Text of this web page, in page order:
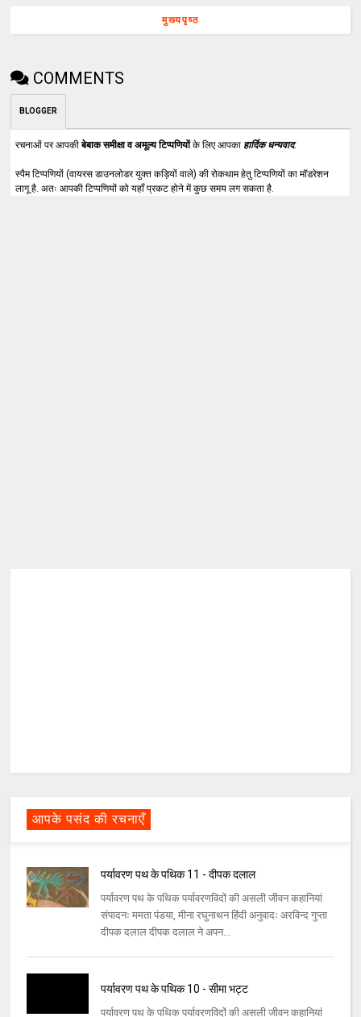
मुख्यपृष्ठ
COMMENTS
BLOGGER
रचनाओं पर आपकीबेबाक समीक्षा व अमूल्य टिप्पणियोंके लिए आपका हार्दिक धन्यवाद.
स्पैम टिप्पणियों (वायरस डाउनलोडर युक्त कड़ियों वाले) की रोकथाम हेतु टिप्पणियों का मॉडरेशन
लागू है. अतः आपकी टिप्पणियों को यहाँ प्रकट होने में कुछ समय लग सकता है.
आपके पसंद की रचनाएँ
पर्यावरण पथ के पथिक 11 - दीपक दलाल
पर्यावरण पथ के पथिक पर्यावरणविदों की असली जीवन कहानियां
संपादनः ममता पंडया, मीना रघुनाथन हिंदी अनुवादः अरविन्द गुप्ता
दीपक दलाल दीपक दलाल ने अपन...
पर्यावरण पथ के पथिक 10 - सीमा भट्ट
पर्यावरण पथ के पथिक पर्यावरणविदों की असली जीवन कहानियां